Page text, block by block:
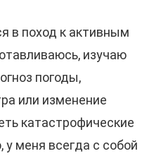
в поход к активным
изучаю
погоды,
или изменение
катастрофические
у меня всегда с собой